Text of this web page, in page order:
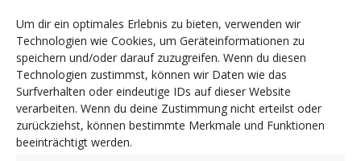
Um dir ein optimales Erlebnis zu bieten, verwenden wir
Technologien wie Cookies, um Geräteinformationen zu
speichern und/oder darauf zuzugreifen. Wenn du diesen
Technologien zustimmst, können wir Daten wie das
Surfverhalten oder eindeutige IDs auf dieser Website
verarbeiten. Wenn du deine Zustimmung nicht erteilst oder
zurückziehst, können bestimmte Merkmale und Funktionen
beeinträchtigt werden.
Mitglied werden
ACADEMY
VIDEOTHEK
NEWS
Dringlichkeitsmaßnahmen und aktuelle Informationen
Coronakrise: Hilfsangebote unserer Mitglieder
Initiativen unserer Mitglieder/Partner